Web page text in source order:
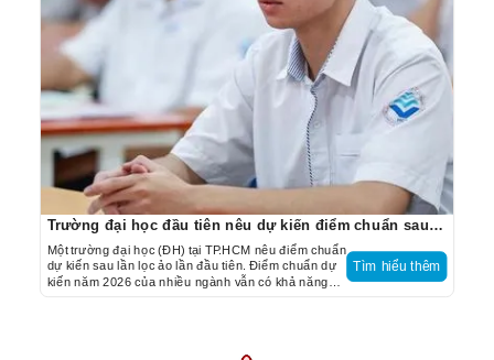
Trường đại học đầu tiên nêu dự kiến điểm chuẩn sau lọc ảo lần 1
Một trường đại học (ĐH) tại TP.HCM nêu điểm chuẩn
dự kiến sau lần lọc ảo lần đầu tiên. Điểm chuẩn dự
kiến năm 2026 của nhiều ngành vẫn có khả năng
thấp hơn năm 2025 từ khoảng 0,5 đến 3,5 điểm.
Tìm hiểu thêm